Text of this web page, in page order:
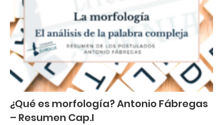
¿Qué es morfología? Antonio Fábregas
– Resumen Cap.I